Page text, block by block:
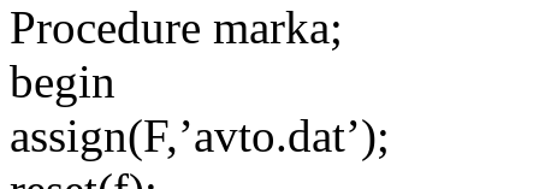
Procedure marka;
begin
assign(F,’avto.dat’);